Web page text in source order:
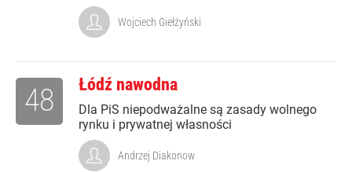
Wojciech Giełżyński
Łódź nawodna
Dla PiS niepodważalne są zasady wolnego
rynku i prywatnej własności
48
Andrzej Diakonow